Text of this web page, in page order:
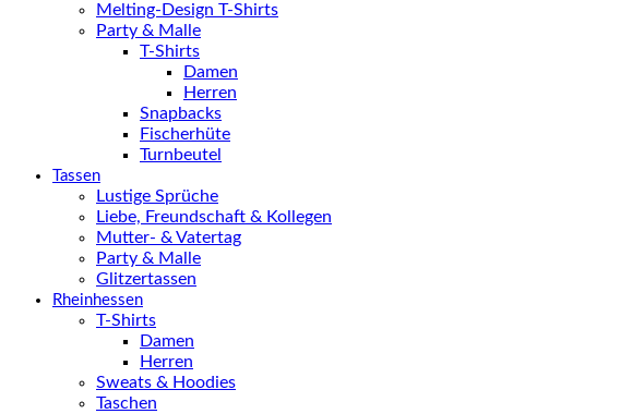
Melting-Design T-Shirts
Party & Malle
T-Shirts
Damen
Herren
Snapbacks
Fischerhüte
Turnbeutel
Tassen
Lustige Sprüche
Liebe, Freundschaft & Kollegen
Mutter- & Vatertag
Party & Malle
Glitzertassen
Rheinhessen
T-Shirts
Damen
Herren
Sweats & Hoodies
Taschen